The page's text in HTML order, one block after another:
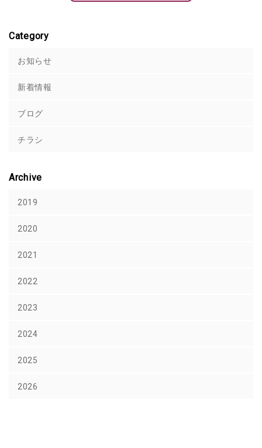
Category
お知らせ
新着情報
ブログ
チラシ
Archive
2019
2020
2021
2022
2023
2024
2025
2026